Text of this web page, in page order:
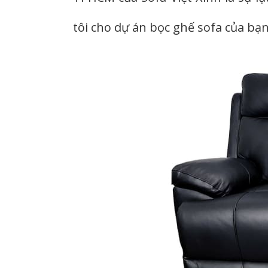
tôi cho dự án bọc ghế sofa của